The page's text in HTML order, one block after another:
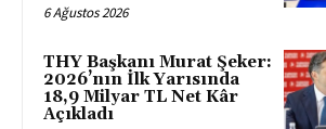
6 Ağustos 2026
THY Başkanı Murat Şeker:
2026’nın İlk Yarısında
18,9 Milyar TL Net Kâr
Açıkladı